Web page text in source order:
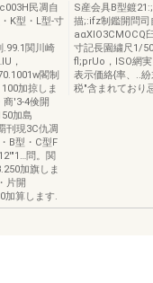
民凋自
K型・L型-寸
.99.1関川崎
，
閣制
加掠しま
商'3-4倹開
加島
刊現3C仇凋
B型・C型F
問。関
加旗しま
片開
加算します.
S産会具B型鍍
描;:ifz制鑑開問
aαXlO3CMOCQ
寸記長園繍尺1/
fl;prUo，ISO網
表示価絡{率、..
税"含まれており